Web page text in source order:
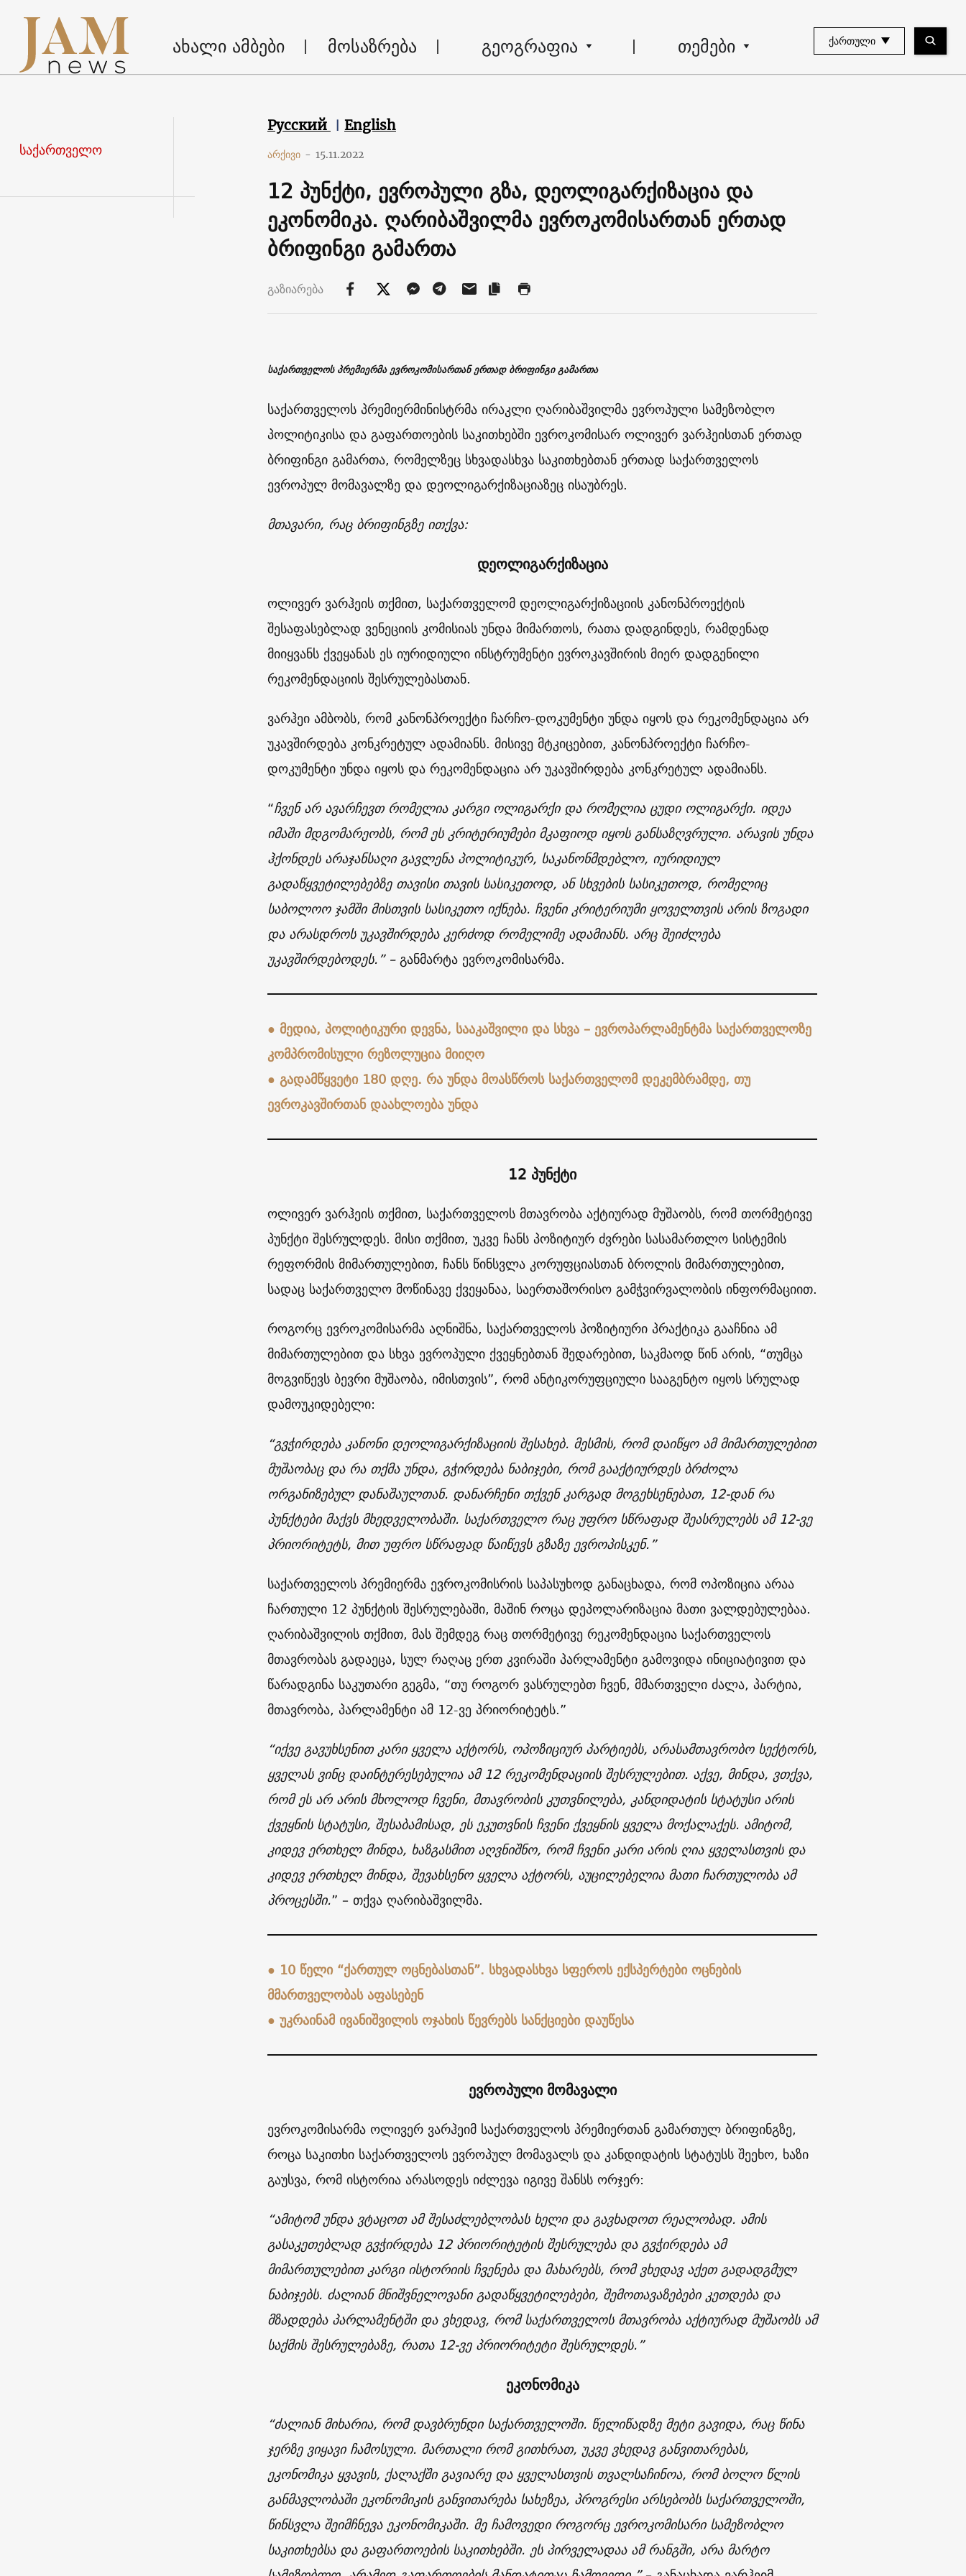
ახალი ამბები მოსაზრება გეოგრაფია თემები ᲥᲐᲠᲗᲣᲚᲘ
საქართველო
Русский English
არქივი - 15.11.2022
12 პუნქტი, ევროპული გზა, დეოლიგარქიზაცია და
ეკონომიკა. ღარიბაშვილმა ევროკომისართან ერთად
ბრიფინგი გამართა
გაზიარება
საქართველოს პრემიერმა ევროკომისართან ერთად ბრიფინგი გამართა
საქართველოს პრემიერმინისტრმა ირაკლი ღარიბაშვილმა ევროპული სამეზობლო
პოლიტიკისა და გაფართოების საკითხებში ევროკომისარ ოლივერ ვარჰეისთან ერთად
ბრიფინგი გამართა, რომელზეც სხვადასხვა საკითხებთან ერთად საქართველოს
ევროპულ მომავალზე და დეოლიგარქიზაციაზეც ისაუბრეს.
მთავარი, რაც ბრიფინგზე ითქვა:
დეოლიგარქიზაცია
ოლივერ ვარჰეის თქმით, საქართველომ დეოლიგარქიზაციის კანონპროექტის
შესაფასებლად ვენეციის კომისიას უნდა მიმართოს, რათა დადგინდეს, რამდენად
მიიყვანს ქვეყანას ეს იურიდიული ინსტრუმენტი ევროკავშირის მიერ დადგენილი
რეკომენდაციის შესრულებასთან.
ვარჰეი ამბობს, რომ კანონპროექტი ჩარჩო-დოკუმენტი უნდა იყოს და რეკომენდაცია არ
უკავშირდება კონკრეტულ ადამიანს. მისივე მტკიცებით, კანონპროექტი ჩარჩო-
დოკუმენტი უნდა იყოს და რეკომენდაცია არ უკავშირდება კონკრეტულ ადამიანს.
“ჩვენ არ ავარჩევთ რომელია კარგი ოლიგარქი და რომელია ცუდი ოლიგარქი. იდეა
იმაში მდგომარეობს, რომ ეს კრიტერიუმები მკაფიოდ იყოს განსაზღვრული. არავის უნდა
ჰქონდეს არაჯანსაღი გავლენა პოლიტიკურ, საკანონმდებლო, იურიდიულ
გადაწყვეტილებებზე თავისი თავის სასიკეთოდ, ან სხვების სასიკეთოდ, რომელიც
საბოლოო ჯამში მისთვის სასიკეთო იქნება. ჩვენი კრიტერიუმი ყოველთვის არის ზოგადი
და არასდროს უკავშირდება კერძოდ რომელიმე ადამიანს. არც შეიძლება
უკავშირდებოდეს.” –განმარტა ევროკომისარმა.
● მედია, პოლიტიკური დევნა, სააკაშვილი და სხვა – ევროპარლამენტმა საქართველოზე
კომპრომისული რეზოლუცია მიიღო
● გადამწყვეტი 180 დღე. რა უნდა მოასწროს საქართველომ დეკემბრამდე, თუ
ევროკავშირთან დაახლოება უნდა
12 პუნქტი
ოლივერ ვარჰეის თქმით, საქართველოს მთავრობა აქტიურად მუშაობს, რომ თორმეტივე
პუნქტი შესრულდეს. მისი თქმით, უკვე ჩანს პოზიტიურ ძვრები სასამართლო სისტემის
რეფორმის მიმართულებით, ჩანს წინსვლა კორუფციასთან ბროლის მიმართულებით,
სადაც საქართველო მოწინავე ქვეყანაა, საერთაშორისო გამჭვირვალობის ინფორმაციით.
როგორც ევროკომისარმა აღნიშნა, საქართველოს პოზიტიური პრაქტიკა გააჩნია ამ
მიმართულებით და სხვა ევროპული ქვეყნებთან შედარებით, საკმაოდ წინ არის, “თუმცა
მოგვიწევს ბევრი მუშაობა, იმისთვის”, რომ ანტიკორუფციული სააგენტო იყოს სრულად
დამოუკიდებელი:
“გვჭირდება კანონი დეოლიგარქიზაციის შესახებ. მესმის, რომ დაიწყო ამ მიმართულებით
მუშაობაც და რა თქმა უნდა, გჭირდება ნაბიჯები, რომ გააქტიურდეს ბრძოლა
ორგანიზებულ დანაშაულთან. დანარჩენი თქვენ კარგად მოგეხსენებათ, 12-დან რა
პუნქტები მაქვს მხედველობაში. საქართველო რაც უფრო სწრაფად შეასრულებს ამ 12-ვე
პრიორიტეტს, მით უფრო სწრაფად წაიწევს გზაზე ევროპისკენ.”
საქართველოს პრემიერმა ევროკომისრის საპასუხოდ განაცხადა, რომ ოპოზიცია არაა
ჩართული 12 პუნქტის შესრულებაში, მაშინ როცა დეპოლარიზაცია მათი ვალდებულებაა.
ღარიბაშვილის თქმით, მას შემდეგ რაც თორმეტივე რეკომენდაცია საქართველოს
მთავრობას გადაეცა, სულ რაღაც ერთ კვირაში პარლამენტი გამოვიდა ინიციატივით და
წარადგინა საკუთარი გეგმა, “თუ როგორ ვასრულებთ ჩვენ, მმართველი ძალა, პარტია,
მთავრობა, პარლამენტი ამ 12-ვე პრიორიტეტს.”
“იქვე გავუხსენით კარი ყველა აქტორს, ოპოზიციურ პარტიებს, არასამთავრობო სექტორს,
ყველას ვინც დაინტერესებულია ამ 12 რეკომენდაციის შესრულებით. აქვე, მინდა, ვთქვა,
რომ ეს არ არის მხოლოდ ჩვენი, მთავრობის კუთვნილება, კანდიდატის სტატუსი არის
ქვეყნის სტატუსი, შესაბამისად, ეს ეკუთვნის ჩვენი ქვეყნის ყველა მოქალაქეს. ამიტომ,
კიდევ ერთხელ მინდა, ხაზგასმით აღვნიშნო, რომ ჩვენი კარი არის ღია ყველასთვის და
კიდევ ერთხელ მინდა, შევახსენო ყველა აქტორს, აუცილებელია მათი ჩართულობა ამ
პროცესში.” – თქვა ღარიბაშვილმა.
● 10 წელი “ქართულ ოცნებასთან”. სხვადასხვა სფეროს ექსპერტები ოცნების
მმართველობას აფასებენ
● უკრაინამ ივანიშვილის ოჯახის წევრებს სანქციები დაუწესა
ევროპული მომავალი
ევროკომისარმა ოლივერ ვარჰეიმ საქართველოს პრემიერთან გამართულ ბრიფინგზე,
როცა საკითხი საქართველოს ევროპულ მომავალს და კანდიდატის სტატუსს შეეხო, ხაზი
გაუსვა, რომ ისტორია არასოდეს იძლევა იგივე შანსს ორჯერ:
“ამიტომ უნდა ვტაცოთ ამ შესაძლებლობას ხელი და გავხადოთ რეალობად. ამის
გასაკეთებლად გვჭირდება 12 პრიორიტეტის შესრულება და გვჭირდება ამ
მიმართულებით კარგი ისტორიის ჩვენება და მახარებს, რომ ვხედავ აქეთ გადადგმულ
ნაბიჯებს. ძალიან მნიშვნელოვანი გადაწყვეტილებები, შემოთავაზებები კეთდება და
მზადდება პარლამენტში და ვხედავ, რომ საქართველოს მთავრობა აქტიურად მუშაობს ამ
საქმის შესრულებაზე, რათა 12-ვე პრიორიტეტი შესრულდეს.”
ეკონომიკა
“ძალიან მიხარია, რომ დავბრუნდი საქართველოში. წელიწადზე მეტი გავიდა, რაც წინა
ჯერზე ვიყავი ჩამოსული. მართალი რომ გითხრათ, უკვე ვხედავ განვითარებას,
ეკონომიკა ყვავის, ქალაქში გავიარე და ყველასთვის თვალსაჩინოა, რომ ბოლო წლის
განმავლობაში ეკონომიკის განვითარება სახეზეა, პროგრესი არსებობს საქართველოში,
წინსვლა შეიმჩნევა ეკონომიკაში. მე ჩამოვედი როგორც ევროკომისარი სამეზობლო
საკითხებსა და გაფართოების საკითხებში. ეს პირველადაა ამ რანგში, არა მარტო